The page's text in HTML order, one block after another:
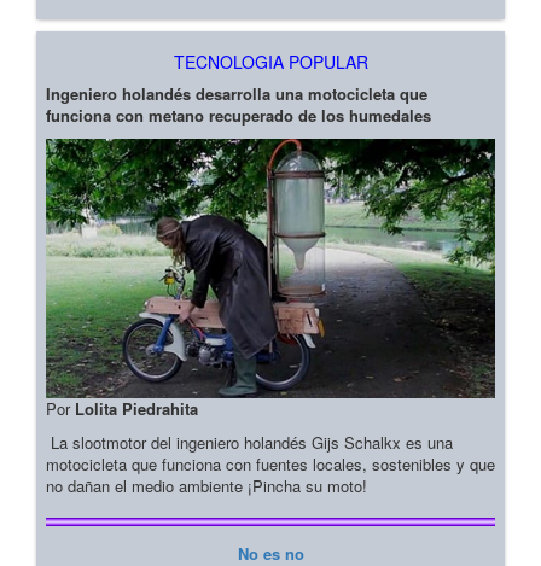
TECNOLOGIA POPULAR
Ingeniero holandés desarrolla una motocicleta que
funciona con metano recuperado de los humedales
Por Lolita Piedrahita
La slootmotor del ingeniero holandés Gijs Schalkx es una
motocicleta que funciona con fuentes locales, sostenibles y que
no dañan el medio ambiente ¡Pincha su moto!
No es no